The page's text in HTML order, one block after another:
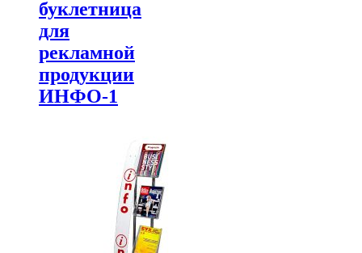
буклетница
для
рекламной
продукции
ИНФО-1